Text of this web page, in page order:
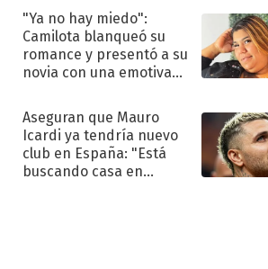
"Traidora"
"Ya no hay miedo":
Camilota blanqueó su
romance y presentó a su
novia con una emotiva
Aseguran que Mauro
Icardi ya tendría nuevo
club en España: "Está
buscando casa en